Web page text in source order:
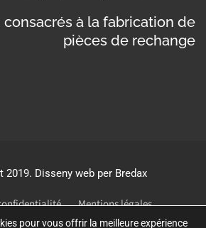
consacrés à la fabrication de
pièces de rechange
2019. Disseny web per Bredax
Mentions légales
Politique de cookies
pour vous offrir la meilleure expérience